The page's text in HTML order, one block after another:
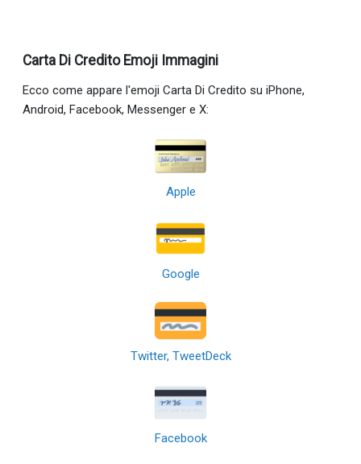
Carta Di Credito Emoji Immagini
Ecco come appare l'emoji Carta Di Credito su iPhone,
Android, Facebook, Messenger e X:
Apple
Google
Twitter, TweetDeck
Facebook